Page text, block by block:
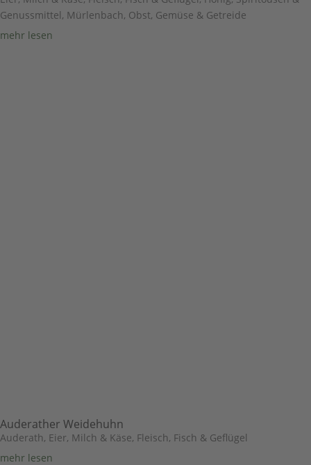
Genussmittel, Mürlenbach, Obst, Gemüse & Getreide
mehr lesen
Auderather Weidehuhn
Auderath, Eier, Milch & Käse, Fleisch, Fisch & Geflügel
mehr lesen